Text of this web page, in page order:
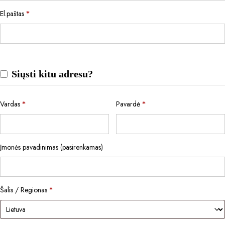
El.paštas *
Siųsti kitu adresu?
Vardas * Pavardė *
Įmonės pavadinimas (pasirenkamas)
Šalis / Regionas *